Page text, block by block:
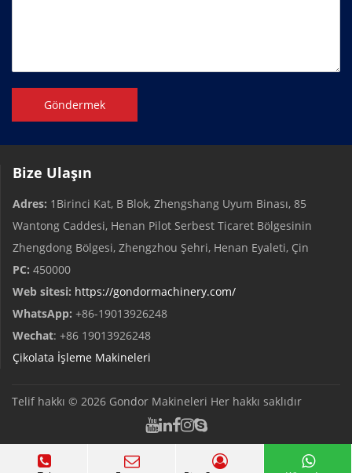
Göndermek
Bize Ulaşın
Adres: 1Birinci Kat, B Blok, Zhengshang Uyum Binası, 85
Wantong Caddesi, Henan Pilot Serbest Ticaret Bölgesinin
Zhengdong Bölgesi, Zhengzhou Şehri, Henan Eyaleti, Çin
PC: 450000
Web sitesi: https://gondormachinery.com/
WhatsApp: +86-19013926248
Wechat: +86 19013926248
Çikolata İşleme Makineleri
Telif hakkı © 2026 Gondor Makineleri Her hakkı saklıdır